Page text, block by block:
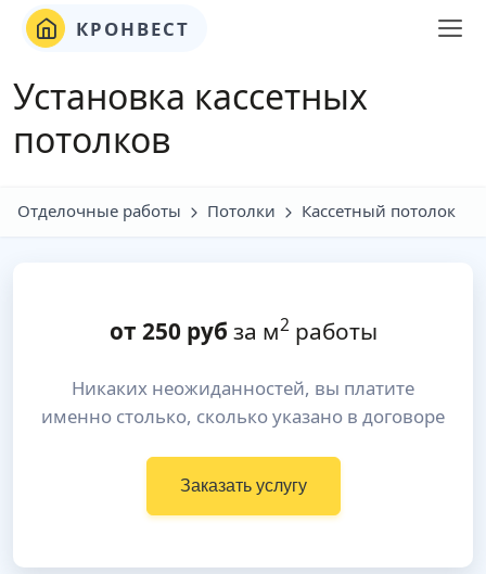
КРОНВЕСТ
Установка кассетных
потолков
Отделочные работы Потолки Кассетный потолок
от 250руб за м2работы
Никаких неожиданностей, вы платите
именно столько, сколько указано в договоре
Заказать услугу